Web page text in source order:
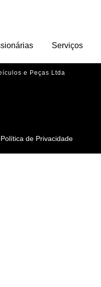
Serviços
e Peças Ltda
Política de Privacidade